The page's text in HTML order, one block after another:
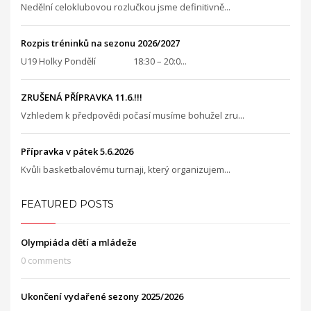
Nedělní celoklubovou rozlučkou jsme definitivně...
Rozpis tréninků na sezonu 2026/2027
U19 Holky Pondělí 18:30 – 20:0...
ZRUŠENÁ PŘÍPRAVKA 11.6.!!!
Vzhledem k předpovědi počasí musíme bohužel zru...
Přípravka v pátek 5.6.2026
Kvůli basketbalovému turnaji, který organizujem...
FEATURED POSTS
Olympiáda dětí a mládeže
0 comments
Ukončení vydařené sezony 2025/2026